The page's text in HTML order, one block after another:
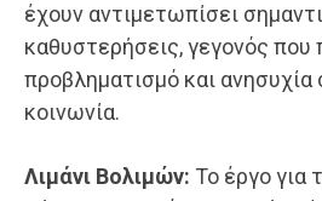
έχουν αντιμετωπίσει
καθυστερήσεις, γεγονός που
προβληματισμό και ανησυχία
κοινωνία.
Λιμάνι Βολιμών: Το έργο για